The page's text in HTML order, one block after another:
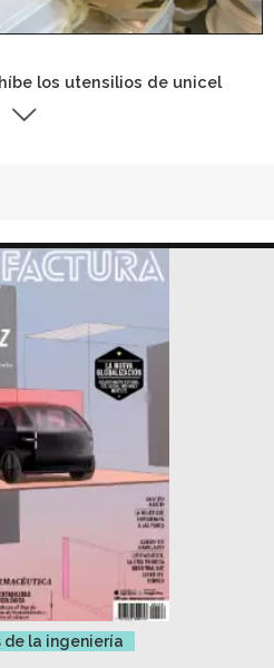
los utensilios de unicel
de la ingeniería